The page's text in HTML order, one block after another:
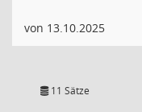
von 13.10.2025
11 Sätze